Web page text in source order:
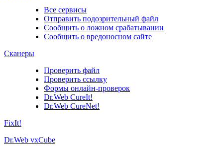
Все сервисы
Отправить подозрительный файл
Сообщить о ложном срабатывании
Сообщить о вредоносном сайте
Сканеры
Проверить файл
Проверить ссылку
Формы онлайн-проверок
Dr.Web CureIt!
Dr.Web CureNet!
FixIt!
Dr.Web vxCube